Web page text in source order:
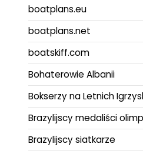
boatplans.eu
boatplans.net
boatskiff.com
Bohaterowie Albanii
Bokserzy na Letnich
Brazylijscy medaliści
Brazylijscy siatkarze